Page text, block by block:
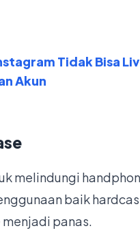
Tidak Bisa
Akun
melindungi
baik
panas.